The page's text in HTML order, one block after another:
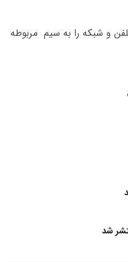
و شبکه را به سیم مربوطه
شد